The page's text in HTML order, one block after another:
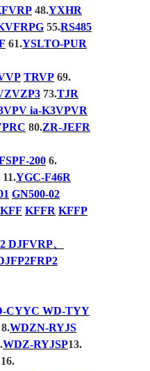
48.YXHR
55.RS485
61.YSLTO-PUR
TRVP 69.
73.TJR
ia-K3VPVR
80.ZR-JEFR
200 6.
11.YGC-F46R
GN500-02
KFF KFFR KFFP
DJFVRP、
CYYC WD-TYY
8.WDZN-RYJS
WDZ-RYJSP13.
16.